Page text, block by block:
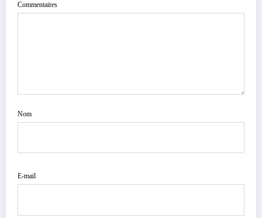
Commentaires
Nom
E-mail